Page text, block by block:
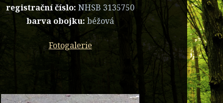
registrační číslo: NHSB 3135750
barva obojku: béžová
Fotogalerie